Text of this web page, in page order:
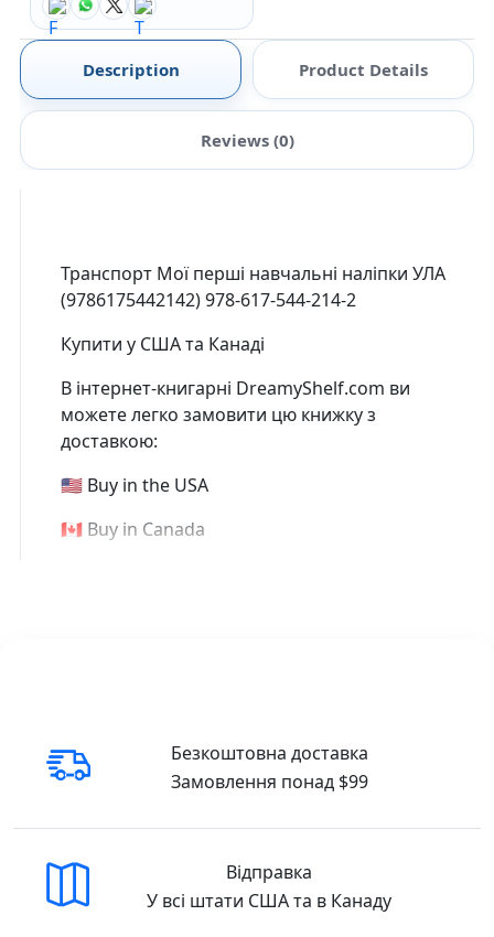
Description Product Details
Reviews (0)
Транспорт Мої перші навчальні наліпки УЛА
(9786175442142) 978-617-544-214-2
Купити у США та Канаді
В інтернет-книгарні DreamyShelf.com ви
можете легко замовити цю книжку з
доставкою:
🇺🇸 Buy in the USA
🇨🇦 Buy in Canada
Безкоштовна доставка
Замовлення понад $99
Відправка
У всі штати США та в Канаду